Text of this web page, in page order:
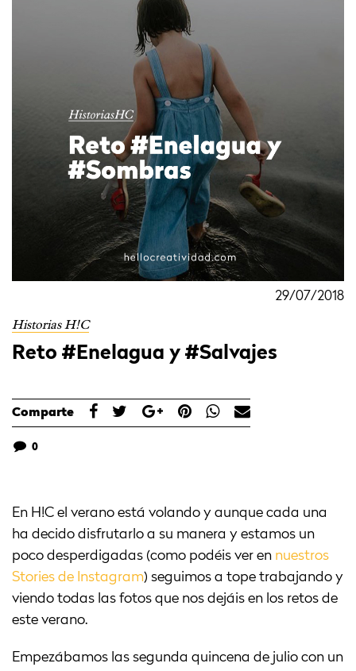
29/07/2018
Historias H!C
Reto #Enelagua y #Salvajes
Comparte
0
En H!C el verano está volando y aunque cada una
ha decido disfrutarlo a su manera y estamos un
poco desperdigadas (como podéis ver en nuestros
Stories de Instagram) seguimos a tope trabajando y
viendo todas las fotos que nos dejáis en los retos de
este verano.
Empezábamos las segunda quincena de julio con un